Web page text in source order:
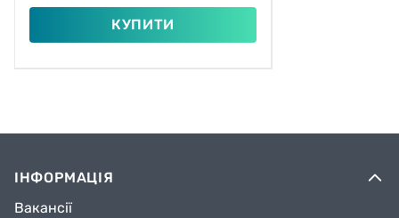
КУПИТИ
ІНФОРМАЦІЯ
Вакансії